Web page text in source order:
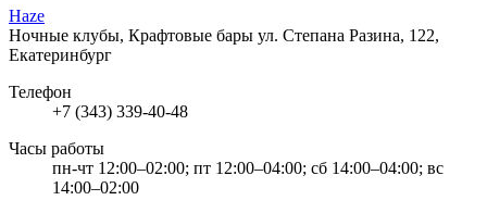
Haze
Ночные клубы, Крафтовые бары ул. Степана Разина, 122,
Екатеринбург
Телефон
+7 (343) 339-40-48
Часы работы
пн-чт 12:00–02:00; пт 12:00–04:00; сб 14:00–04:00; вс
14:00–02:00